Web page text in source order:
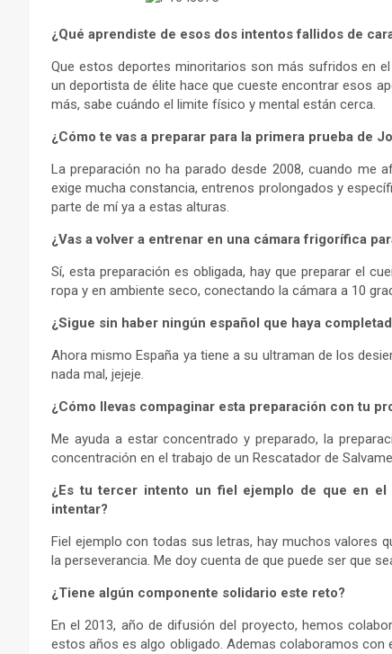
¿Qué aprendiste de esos dos intentos fallidos de
Que estos deportes minoritarios son más sufridos en
un deportista de élite hace que cueste encontrar esos
más, sabe cuándo el limite físico y mental están cerca.
¿Cómo te vas a preparar para la primera prueba de
La preparación no ha parado desde 2008, cuando me
exige mucha constancia, entrenos prolongados y
parte de mí ya a estas alturas.
¿Vas a volver a entrenar en una cámara frigorífica
Sí, esta preparación es obligada, hay que preparar el
ropa y en ambiente seco, conectando la cámara a 10
¿Sigue sin haber ningún español que haya
Ahora mismo España ya tiene a su ultraman de los
nada mal, jejeje.
¿Cómo llevas compaginar esta preparación con tu
Me ayuda a estar concentrado y preparado, la
concentración en el trabajo de un Rescatador de
¿Es tu tercer intento un fiel ejemplo de que en
intentar?
Fiel ejemplo con todas sus letras, hay muchos valores
la perseverancia. Me doy cuenta de que puede ser que
¿Tiene algún componente solidario este reto?
En el 2013, año de difusión del proyecto, hemos
estos años es algo obligado. Ademas colaboramos con